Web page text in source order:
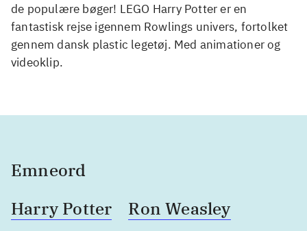
de populære bøger! LEGO Harry Potter er en
fantastisk rejse igennem Rowlings univers, fortolket
gennem dansk plastic legetøj. Med animationer og
videoklip.
Emneord
Harry Potter
Ron Weasley